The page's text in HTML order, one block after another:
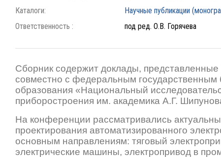
Каталоги:
Научные публикации
Ответственность :
под ред. О.В. Горячева
Сборник содержит доклады, представленные
совместно с федеральным
образования «Национальный
приборостроения им. академика А.Г.
На конференции рассматривались
проектирования автоматизированного
основным направлениям: тяговый
электрические машины, электропривод в